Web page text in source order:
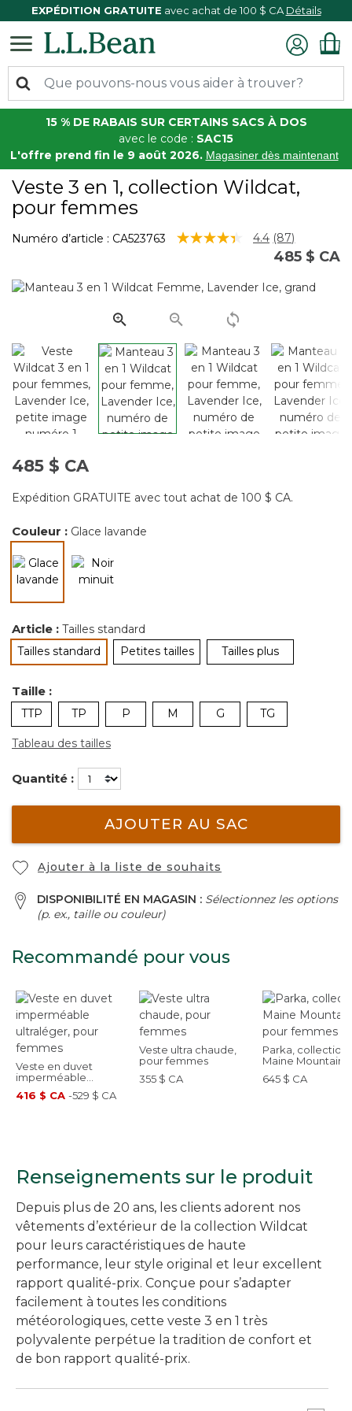
EXPÉDITION GRATUITE avec achat de 100 $ CA Détails
15 % DE RABAIS SUR CERTAINS SACS À DOS
avec le code : SAC15
L'offre prend fin le 9 août 2026. Magasiner dès maintenant
Veste 3 en 1, collection Wildcat,
pour femmes
Numéro d’article : CA523763 4,2 sur 5 Évaluation des clients
4.4 Lire
les
Lien
page.
(87)
485 $ CA
485 $ CA
Expédition GRATUITE avec tout achat de 100 $ CA.
Couleur : Glace lavande
Article : Tailles standard
Tailles standard
sélectionné
Petites tailles Tailles plus
Taille :
TTP TP P M G TG
Tableau des tailles
Quantité :
AJOUTER AU SAC
Ajouter à la liste de souhaits
DISPONIBILITÉ EN MAGASIN : Sélectionnez les options
(p. ex., taille ou couleur)
Recommandé pour vous
Veste en duvet
imperméable
ultraléger, pour
femmes
416 $ CA -529 $ CA
Veste ultra chaude,
pour femmes
355 $ CA
Parka, collection
Maine Mountain,
femmes
645 $ CA
Renseignements sur le produit
Depuis plus de 20 ans, les clients adorent nos
vêtements d’extérieur de la collection Wildcat
pour leurs caractéristiques de haute
performance, leur style original et leur excellent
rapport qualité-prix. Conçue pour s’adapter
facilement à toutes les conditions
météorologiques, cette veste 3 en 1 très
polyvalente perpétue la tradition de confort et
de bon rapport qualité-prix.